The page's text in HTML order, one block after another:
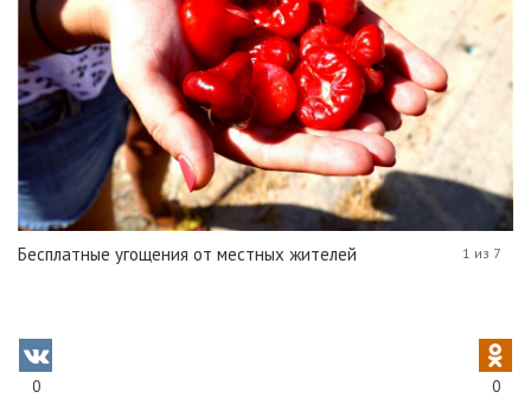
Бесплатные угощения от местных жителей 1 из 7
0 0